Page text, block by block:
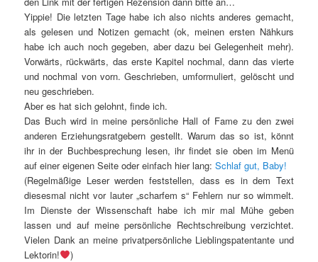
Yippie! Die letzten Tage habe ich also nichts anderes gemacht,
als gelesen und Notizen gemacht (ok, meinen ersten Nähkurs
habe ich auch noch gegeben, aber dazu bei Gelegenheit mehr).
Vorwärts, rückwärts, das erste Kapitel nochmal, dann das vierte
und nochmal von vorn. Geschrieben, umformuliert, gelöscht und
neu geschrieben.
Aber es hat sich gelohnt, finde ich.
Das Buch wird in meine persönliche Hall of Fame zu den zwei
anderen Erziehungsratgebern gestellt. Warum das so ist, könnt
ihr in der Buchbesprechung lesen, ihr findet sie oben im Menü
auf einer eigenen Seite oder einfach hier lang:Schlaf gut, Baby!
(Regelmäßige Leser werden feststellen, dass es in dem Text
diesesmal nicht vor lauter „scharfem s“ Fehlern nur so wimmelt.
Im Dienste der Wissenschaft habe ich mir mal Mühe geben
lassen und auf meine persönliche Rechtschreibung verzichtet.
Vielen Dank an meine privatpersönliche Lieblingspatentante und
Lektorin!
)